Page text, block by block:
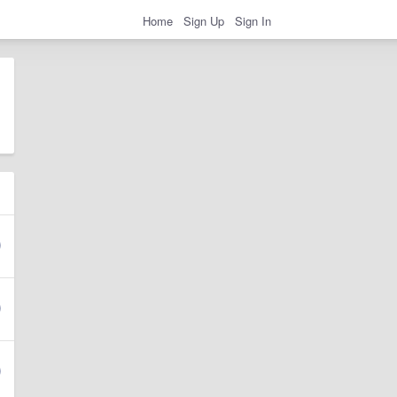
Home Sign Up Sign In